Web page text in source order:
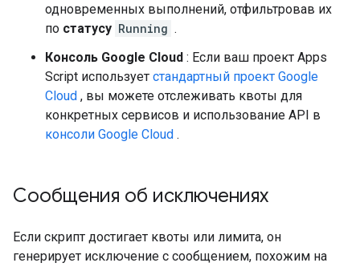
одновременных выполнений, отфильтровав их
по статусу Running .
Консоль Google Cloud : Если ваш проект Apps
Script использует стандартный проект Google
Cloud , вы можете отслеживать квоты для
конкретных сервисов и использование API в
консоли Google Cloud .
Сообщения об исключениях
Если скрипт достигает квоты или лимита, он
генерирует исключение с сообщением, похожим на